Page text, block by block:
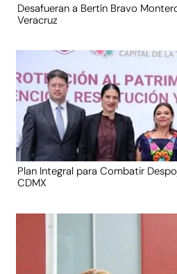
Desafueran a Bertín Bravo
Veracruz
Plan Integral para Combatir
CDMX